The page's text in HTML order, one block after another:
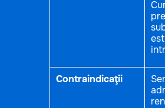
Contraindicaţii